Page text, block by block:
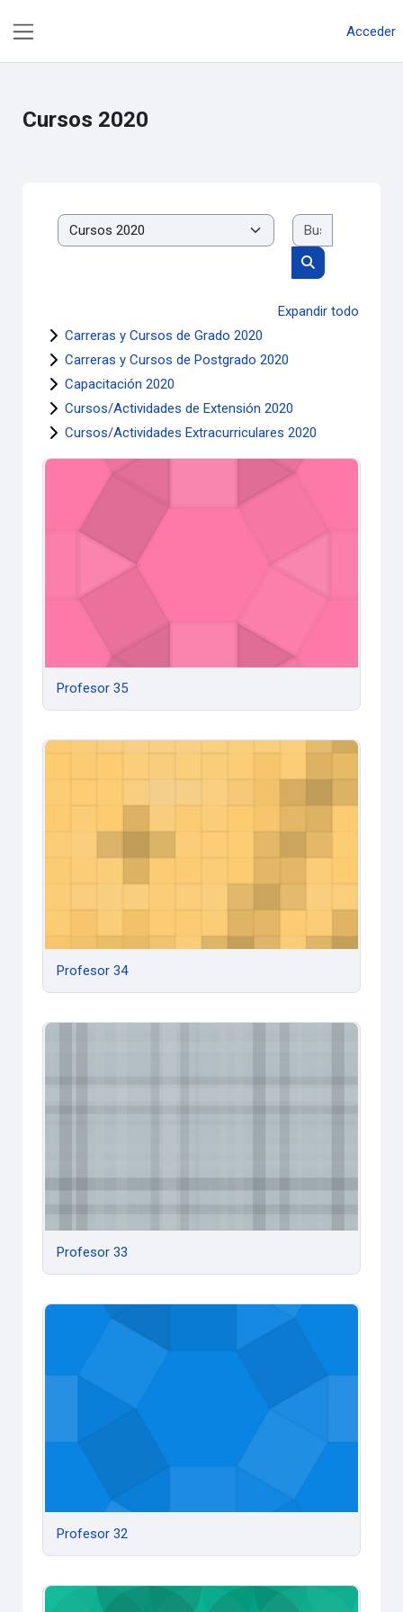
Acceder
Cursos 2020
Categorías
Buscar cursos
Expandir todo
Carreras y Cursos de Grado 2020
Carreras y Cursos de Postgrado 2020
Capacitación 2020
Cursos/Actividades de Extensión 2020
Cursos/Actividades Extracurriculares 2020
Profesor 35
Profesor 35
Profesor 34
Profesor 33
Profesor 32
Profesor 32